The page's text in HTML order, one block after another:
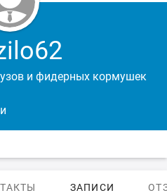
и фидерных кормушек
ЗАПИСИ